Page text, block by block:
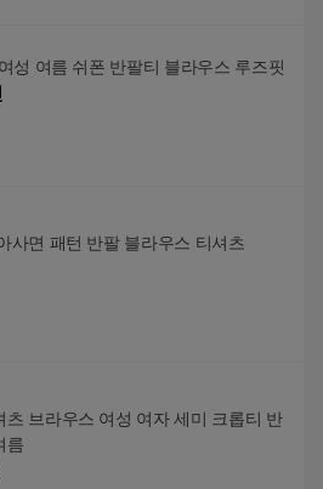
성 여름 쉬폰 반팔티 블라우스 루즈핏
사면 패턴 반팔 블라우스 티셔츠
츠 브라우스 여성 여자 세미 크롭티 반
름